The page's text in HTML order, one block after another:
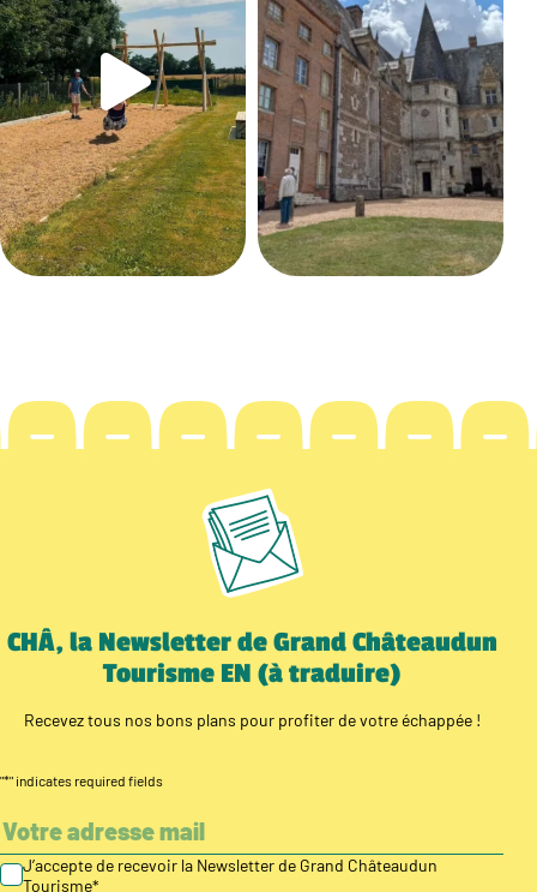
CHÂ, la Newsletter de Grand Châteaudun
Tourisme EN (à traduire)
Recevez tous nos bons plans pour profiter de votre échappée !
"*" indicates required fields
J’accepte de recevoir la Newsletter de Grand Châteaudun
Tourisme*